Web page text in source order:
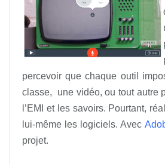
percevoir que chaque outil
classe, une vidéo, ou tout autre
l’EMI et les savoirs. Pourtant,
lui-même les logiciels. Avec
projet.